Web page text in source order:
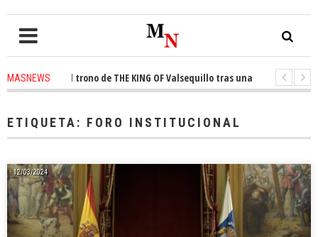
MASNEWSel trono de THE KING OF Valsequillo tras una jornada de
ETIQUETA: FORO INSTITUCIONAL
12/03/2024